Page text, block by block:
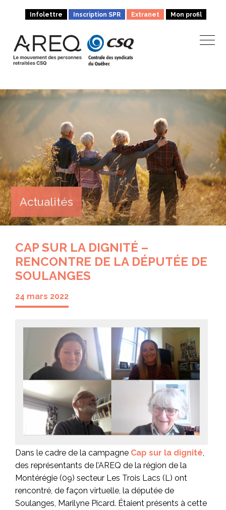
Infolettre Inscription SPR Extranet Mon profil
Actualités
CAP SUR LA DIGNITÉ –
RENCONTRE DE LA DÉPUTÉE DE
SOULANGES
24 mars 2022
Dans le cadre de la campagne Cap sur la dignité,
des représentants de l’AREQ de la région de la
Montérégie (09) secteur Les Trois Lacs (L) ont
rencontré, de façon virtuelle, la députée de
Soulanges, Marilyne Picard. Étaient présents à cette